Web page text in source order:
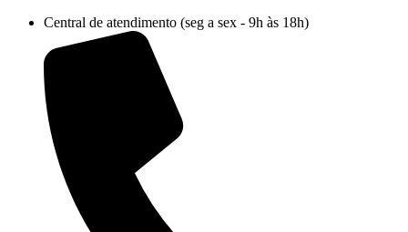
conteúdo
Central de atendimento (seg a sex - 9h às 18h)